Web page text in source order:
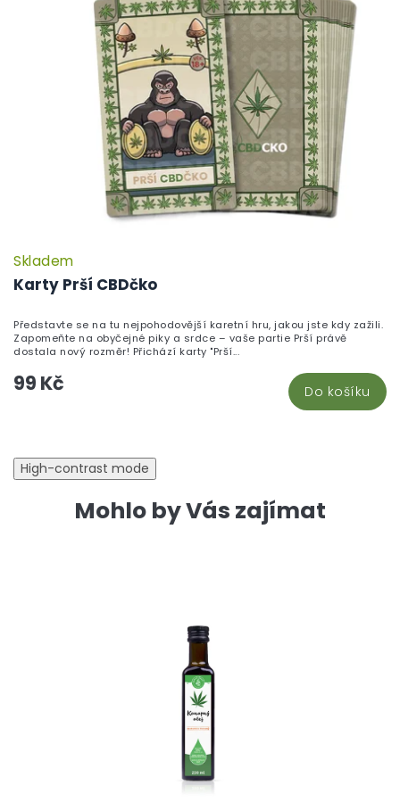
Karty Prší CBDčko
Skladem
99 Kč Do košíku
Představte se na tu nejpohodovější karetní hru, jakou jste kdy zažili.
Zapomeňte na obyčejné piky a srdce – vaše partie Prší právě
dostala nový rozměr! Přichází karty "Prší...
High-contrast mode
Mohlo by Vás zajímat